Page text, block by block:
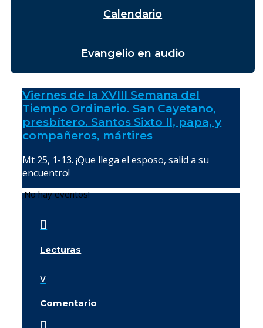
Calendario
Evangelio en audio
Viernes de la XVIII Semana del
Tiempo Ordinario. San Cayetano,
presbítero. Santos Sixto II, papa, y
compañeros, mártires
Mt 25, 1-13. ¡Que llega el esposo, salid a su
encuentro!
¡No hay eventos!

Lecturas
v
Comentario